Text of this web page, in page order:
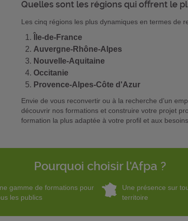
Quelles sont les régions qui offrent le
Les cinq régions les plus dynamiques en termes de
Île-de-France
Auvergne-Rhône-Alpes
Nouvelle-Aquitaine
Occitanie
Provence-Alpes-Côte d'Azur
Envie de vous reconvertir ou à la recherche d’un
découvrir nos formations et construire votre projet
formation la plus adaptée à votre profil et aux
Pourquoi choisir l'Afpa ?
gamme de formations pour
les publics
Une présence sur
territoire